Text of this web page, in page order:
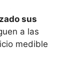
sus
a las
medible